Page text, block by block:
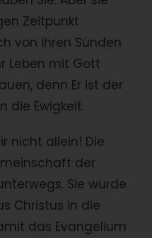
Zeitpunkt
von ihren Sünden
Leben mit Gott
denn Er ist der
die Ewigkeit.
nicht allein! Die
der
Sie wurde
Christus in die
das Evangelium